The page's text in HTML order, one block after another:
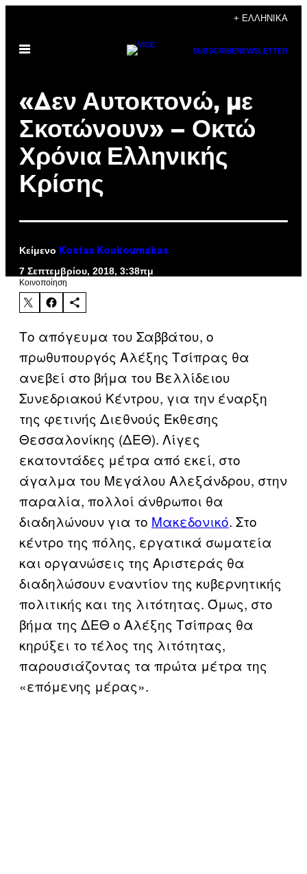
περιεχόμενο
+ ΕΛΛΗΝΙΚΆ
Ανοίξτε
SUBSCRIBENEWSLETTER
«Δεν Αυτοκτονώ, με
Σκοτώνουν» – Οκτώ
Χρόνια Ελληνικής
Κρίσης
Κείμενο Kostas Koukoumakas
7 Σεπτεμβρίου, 2018, 3:38πμ
Kοινοποίηση
Το απόγευμα του Σαββάτου, ο
πρωθυπουργός Αλέξης Τσίπρας θα
ανεβεί στο βήμα του Βελλίδειου
Συνεδριακού Κέντρου, για την έναρξη
της φετινής Διεθνούς Έκθεσης
Θεσσαλονίκης (ΔΕΘ). Λίγες
εκατοντάδες μέτρα από εκεί, στο
άγαλμα του Μεγάλου Αλεξάνδρου, στην
παραλία, πολλοί άνθρωποι θα
διαδηλώνουν για το Μακεδονικό. Στο
κέντρο της πόλης, εργατικά σωματεία
και οργανώσεις της Αριστεράς θα
διαδηλώσουν εναντίον της κυβερνητικής
πολιτικής και της λιτότητας. Όμως, στο
βήμα της ΔΕΘ ο Αλέξης Τσίπρας θα
κηρύξει το τέλος της λιτότητας,
παρουσιάζοντας τα πρώτα μέτρα της
«επόμενης μέρας».